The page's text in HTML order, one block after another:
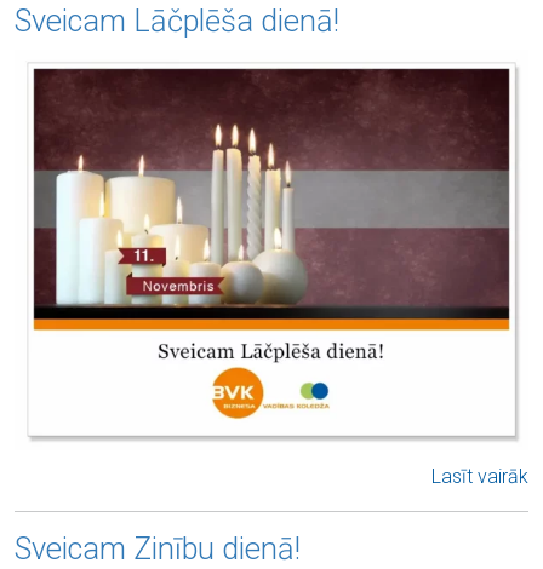
Sveicam Lāčplēša dienā!
Lasīt vairāk
Sveicam Zinību dienā!